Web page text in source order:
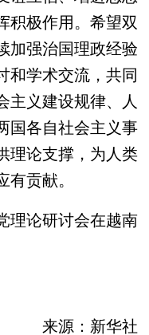
积极作用。希望双
加强治国理政经验
和学术交流，共同
主义建设规律、人
国各自社会主义事
理论支撑，为人类
贡献。
论研讨会在越南
来源：新华社